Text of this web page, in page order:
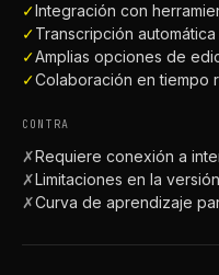
✓Integración con
✓Transcripción
✓Amplias opciones de
✓Colaboración en tiempo
CONTRA
✗Requiere conexión a
✗Limitaciones en la
✗Curva de aprendizaje